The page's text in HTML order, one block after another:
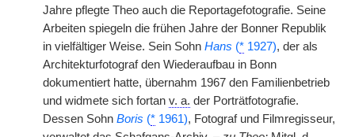
Jahre pflegte Theo auch die Reportagefotografie. Seine
Arbeiten spiegeln die frühen Jahre der Bonner Republik
in vielfältiger Weise. Sein Sohn Hans (* 1927), der als
Architekturfotograf den Wiederaufbau in Bonn
dokumentiert hatte, übernahm 1967 den Familienbetrieb
und widmete sich fortan v. a. der Porträtfotografie.
Dessen Sohn Boris (* 1961), Fotograf und Filmregisseur,